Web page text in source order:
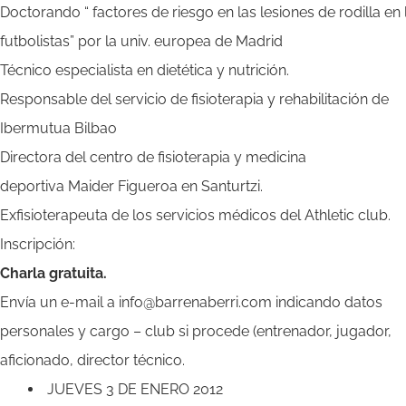
Doctorando “ factores de riesgo en las lesiones de rodilla en
futbolistas” por la univ. europea de Madrid
Técnico especialista en dietética y nutrición.
Responsable del servicio de fisioterapia y rehabilitación de
Ibermutua Bilbao
Directora del centro de fisioterapia y medicina
deportiva Maider Figueroa en Santurtzi.
Exfisioterapeuta de los servicios médicos del Athletic club.
Inscripción:
Charla gratuita.
Envía un e-mail a info@barrenaberri.com indicando datos
personales y cargo – club si procede (entrenador, jugador,
aficionado, director técnico.
JUEVES 3 DE ENERO 2012